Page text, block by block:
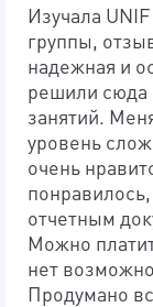
Изучала
группы,
надежная и
решили сюда
занятий.
уровень
очень
отчетным
Можно
нет
Продумано